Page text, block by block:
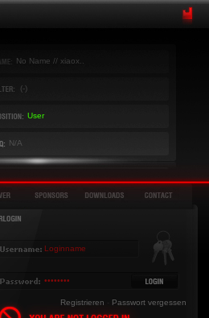
No Name // xiaox..
(-)
User
N/A
Registrieren Passwort vergessen